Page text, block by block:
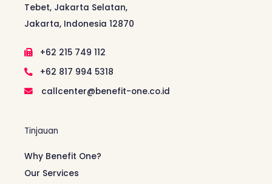
Tebet, Jakarta Selatan,
Jakarta, Indonesia 12870
+62 215 749 112
+62 817 994 5318
callcenter@benefit-one.co.id
Tinjauan
Why Benefit One?
Our Services